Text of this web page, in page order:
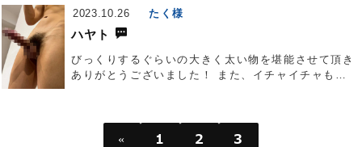
2023.10.26
ハヤト
たく様
びっくりするぐらいの大きく太い物を堪能させて頂き
ありがとうございました！ また、イチャイチャも楽
« 1 2 3